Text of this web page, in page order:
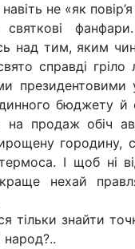
не «як
святкові
над тим, яким
справді
бюджету й
на продаж обіч
городину,
І щоб ні
нехай
тільки знайти
народ?..